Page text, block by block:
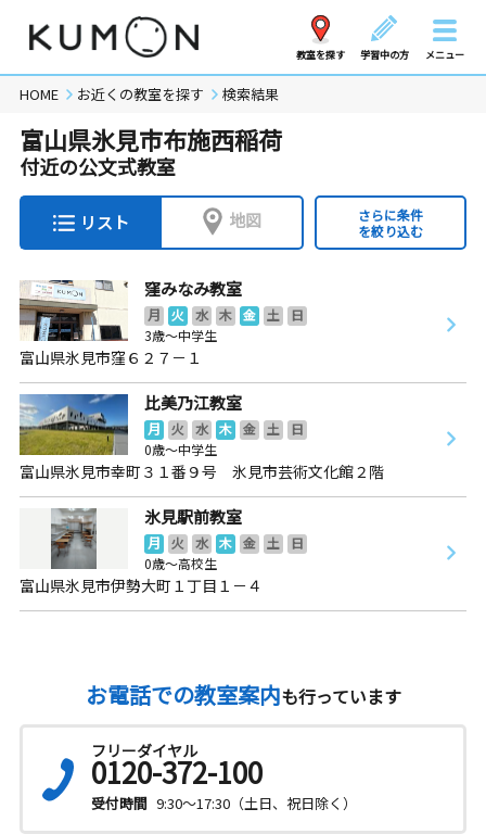
教室を探す 学習中の方 メニュー
HOME お近くの教室を探す 検索結果
富山県氷見市布施西稲荷
付近の公文式教室
リスト 地図
さらに条件
を絞り込む
窪みなみ教室
月 火 水 木 金 土
日
3歳～中学生
富山県氷見市窪６２７－１
比美乃江教室
月 火 水 木 金 土
日
0歳～中学生
富山県氷見市幸町３１番９号 氷見市芸術文化館２階
氷見駅前教室
月 火 水 木 金 土
日
0歳～高校生
富山県氷見市伊勢大町１丁目１－４
お電話での教室案内も行っています
フリーダイヤル
0120-372-100
受付時間 9:30～17:30（土日、祝日除く）